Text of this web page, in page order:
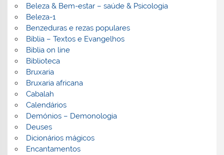
Beleza & Bem-estar – saúde & Psicologia
Beleza-1
Benzeduras e rezas populares
Bíblia – Textos e Evangelhos
Biblia on line
Biblioteca
Bruxaria
Bruxaria africana
Cabalah
Calendários
Demónios – Demonologia
Deuses
Dicionários mágicos
Encantamentos